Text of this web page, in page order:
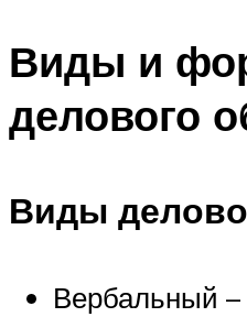
Виды и
делового
Виды
Вербальный –